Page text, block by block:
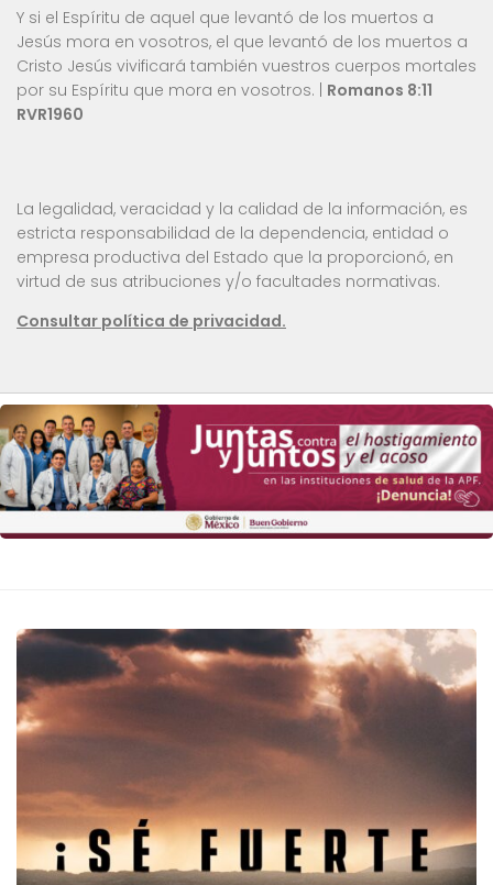
Y si el Espíritu de aquel que levantó de los muertos a
Jesús mora en vosotros, el que levantó de los muertos a
Cristo Jesús vivificará también vuestros cuerpos mortales
por su Espíritu que mora en vosotros. | Romanos 8:11
RVR1960
La legalidad, veracidad y la calidad de la información, es
estricta responsabilidad de la dependencia, entidad o
empresa productiva del Estado que la proporcionó, en
virtud de sus atribuciones y/o facultades normativas.
Consultar política de privacidad.